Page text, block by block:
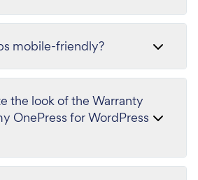
mobile-friendly?
the look of the Warranty
OnePress for WordPress